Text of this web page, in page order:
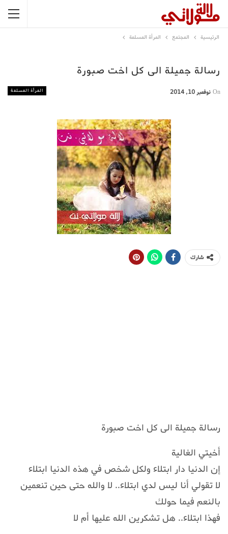
الرئيسية المجتمع المرأة المسلمة
رسالة جميلة الى كل اخت صبورة
المرأة المسلمة On نوفمبر 10, 2014
شارك
رسالة جميلة الى كل اخت صبورة
أخيتي الغالية
إن الدنيا دار ابتلاء ولكل شخص في هذه الدنيا ابتلاء
لا تقولي أنا ليس لدي ابتلاء.. لا والله حتى حين تنعمين
بالنعم فيما حولك
فهذا ابتلاء.. هل تشكرين الله عليها أم لا